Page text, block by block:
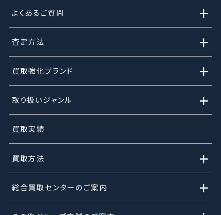
よくあるご質問 +
査定方法 +
買取強化ブランド +
取り扱いジャンル +
買取実績
買取方法 +
総合買取センターのご案内 +